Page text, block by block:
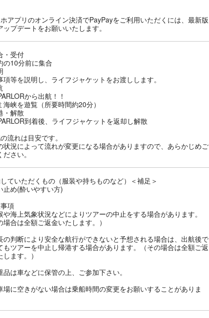
アプリのオンライン決済でPayPayをご利用いただくには、最新版
ップデートをお願いいたします。
受付
の10分前に集合
項等を説明し、ライフジャケットをお渡しします。
から出航！！
海峡を遊覧（所要時間約20分）
解散
到着後、ライフジャケットを返却し解散
流れは目安です。
状況によって流れが変更になる場合がありますので、あらかじめご
さい。
ていただくもの（服装や持ちものなど）＜補足＞
止め(酔いやすい方)
項
や海上気象状況などによりツアーの中止をする場合があります。
場合は全額ご返金いたします。）
の判断により安全な航行ができないと予想される場合は、出航後で
もツアーを中止し帰港する場合があります。（その場合は全額ご返
ます。）
品は車などに保管の上、ご参加下さい。
場に空きがない場合は乗船時間の変更をお願いすることがありま